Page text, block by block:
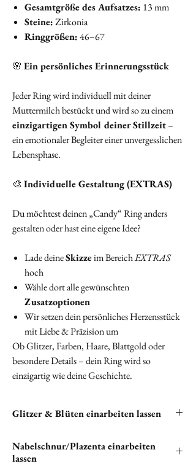
Gesamtgröße des Aufsatzes: 13 mm
Steine:Zirkonia
Ringgrößen:46–67
🌸 Ein persönliches Erinnerungsstück
Jeder Ring wird individuell mit deiner
Muttermilch bestückt und wird so zu einem
einzigartigen Symbol deiner Stillzeit–
ein emotionaler Begleiter einer unvergesslichen
Lebensphase.
🎨 Individuelle Gestaltung (EXTRAS)
Du möchtest deinen „Candy“ Ring anders
gestalten oder hast eine eigene Idee?
Lade deineSkizzeim BereichEXTRAS
hoch
Wähle dort alle gewünschten
Zusatzoptionen
Wir setzen dein persönliches Herzensstück
mit Liebe & Präzision um
Ob Glitzer, Farben, Haare, Blattgold oder
besondere Details – dein Ring wird so
einzigartig wie deine Geschichte.
Glitzer & Blüten einarbeiten lassen
deine Halskette einarbeiten zu lassen. Bitte
Nabelschnur/Plazenta einarbeiten
lassen